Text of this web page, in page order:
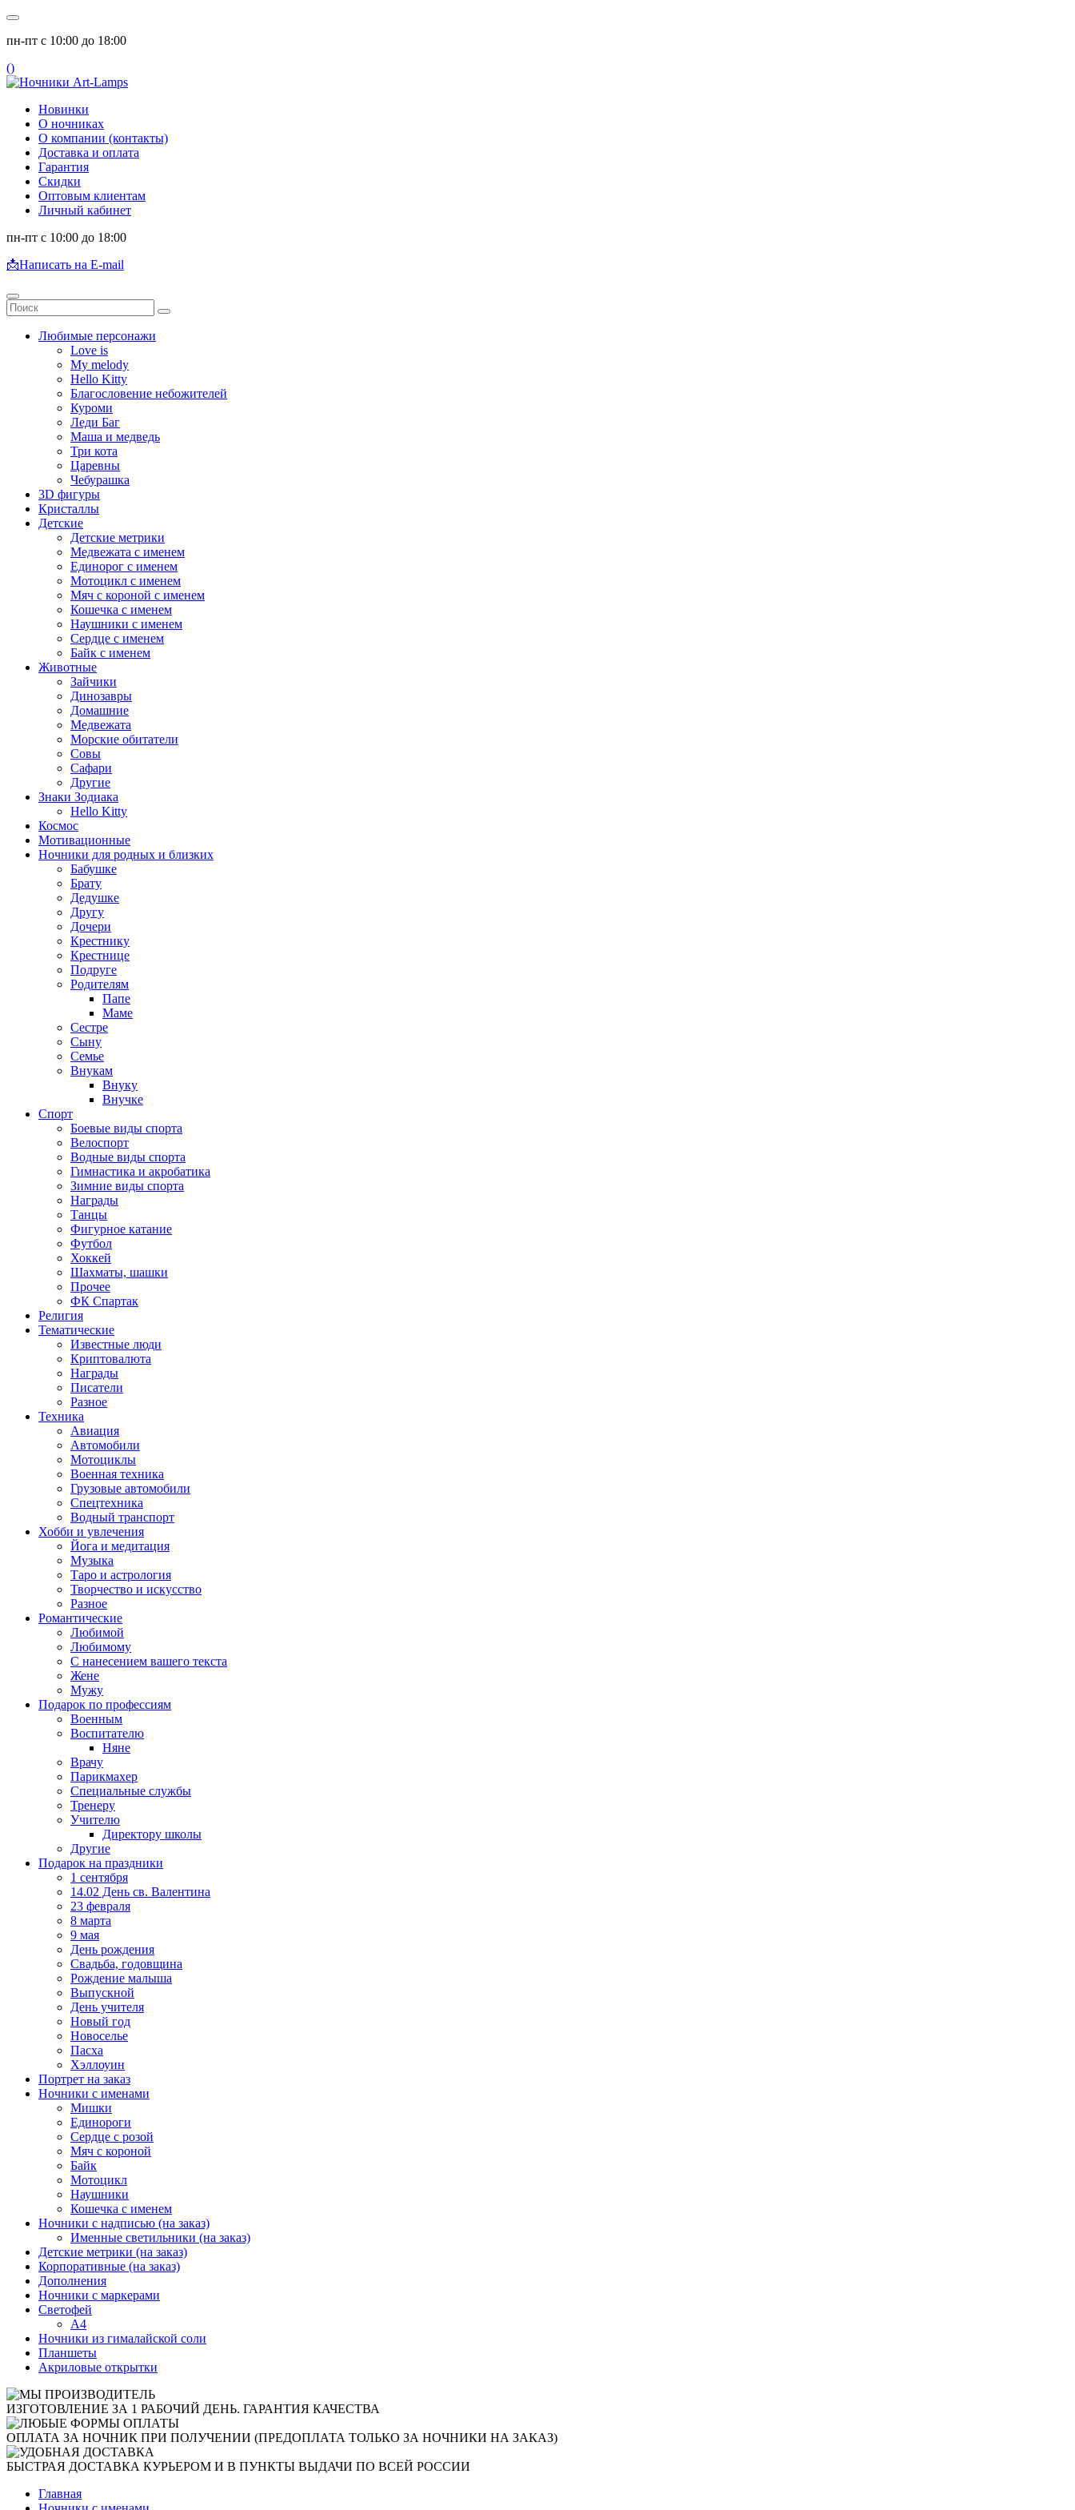
пн-пт с 10:00 до 18:00
()
Новинки
О ночниках
О компании (контакты)
Доставка и оплата
Гарантия
Скидки
Оптовым клиентам
Личный кабинет
пн-пт с 10:00 до 18:00
📩Написать на E-mail
Любимые персонажи
Love is
My melody
Hello Kitty
Благословение небожителей
Куроми
Леди Баг
Маша и медведь
Три кота
Царевны
Чебурашка
3D фигуры
Кристаллы
Детские
Детские метрики
Медвежата с именем
Единорог с именем
Мотоцикл с именем
Мяч с короной с именем
Кошечка с именем
Наушники с именем
Сердце с именем
Байк с именем
Животные
Зайчики
Динозавры
Домашние
Медвежата
Морские обитатели
Совы
Сафари
Другие
Знаки Зодиака
Hello Kitty
Космос
Мотивационные
Ночники для родных и близких
Бабушке
Брату
Дедушке
Другу
Дочери
Крестнику
Крестнице
Подруге
Родителям
Папе
Маме
Сестре
Сыну
Семье
Внукам
Внуку
Внучке
Спорт
Боевые виды спорта
Велоспорт
Водные виды спорта
Гимнастика и акробатика
Зимние виды спорта
Награды
Танцы
Фигурное катание
Футбол
Хоккей
Шахматы, шашки
Прочее
ФК Спартак
Религия
Тематические
Известные люди
Криптовалюта
Награды
Писатели
Разное
Техника
Авиация
Автомобили
Мотоциклы
Военная техника
Грузовые автомобили
Спецтехника
Водный транспорт
Хобби и увлечения
Йога и медитация
Музыка
Таро и астрология
Творчество и искусство
Разное
Романтические
Любимой
Любимому
С нанесением вашего текста
Жене
Мужу
Подарок по профессиям
Военным
Воспитателю
Няне
Врачу
Парикмахер
Специальные службы
Тренеру
Учителю
Директору школы
Другие
Подарок на праздники
1 сентября
14.02 День св. Валентина
23 февраля
8 марта
9 мая
День рождения
Свадьба, годовщина
Рождение малыша
Выпускной
День учителя
Новый год
Новоселье
Пасха
Хэллоуин
Портрет на заказ
Ночники с именами
Мишки
Единороги
Сердце с розой
Мяч с короной
Байк
Мотоцикл
Наушники
Кошечка с именем
Ночники с надписью (на заказ)
Именные светильники (на заказ)
Детские метрики (на заказ)
Корпоративные (на заказ)
Дополнения
Ночники с маркерами
Светофей
А4
Ночники из гималайской соли
Планшеты
Акриловые открытки
ИЗГОТОВЛЕНИЕ ЗА 1 РАБОЧИЙ ДЕНЬ. ГАРАНТИЯ КАЧЕСТВА
ОПЛАТА ЗА НОЧНИК ПРИ ПОЛУЧЕНИИ (ПРЕДОПЛАТА ТОЛЬКО ЗА НОЧНИКИ НА ЗАКАЗ)
БЫСТРАЯ ДОСТАВКА КУРЬЕРОМ И В ПУНКТЫ ВЫДАЧИ ПО ВСЕЙ РОССИИ
Главная